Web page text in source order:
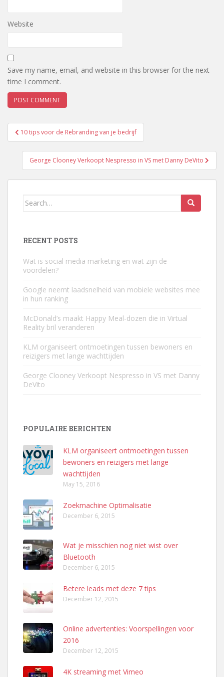
Website
Save my name, email, and website in this browser for the next
time I comment.
Post
navigation
10 tips voor de Rebranding van je bedrijf
George Clooney Verkoopt Nespresso in VS met Danny DeVito
Search
RECENT POSTS
Wat is social media marketing en wat zijn de
voordelen?
Google neemt laadsnelheid van mobiele websites mee
in hun ranking
McDonald’s maakt Happy Meal-dozen die in Virtual
Reality bril veranderen
KLM organiseert ontmoetingen tussen bewoners en
reizigers met lange wachttijden
George Clooney Verkoopt Nespresso in VS met Danny
DeVito
POPULAIRE BERICHTEN
KLM organiseert ontmoetingen tussen
bewoners en reizigers met lange
wachttijden
May 15, 2016
Zoekmachine Optimalisatie
December 6, 2015
Wat je misschien nog niet wist over
Bluetooth
December 6, 2015
Betere leads met deze 7 tips
December 12, 2015
Online advertenties: Voorspellingen voor
2016
December 12, 2015
4K streaming met Vimeo